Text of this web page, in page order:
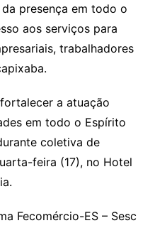
presença em todo o
aos serviços para
trabalhadores
a atuação
em todo o Espírito
coletiva de
feira (17), no Hotel
Fecomércio-ES – Sesc